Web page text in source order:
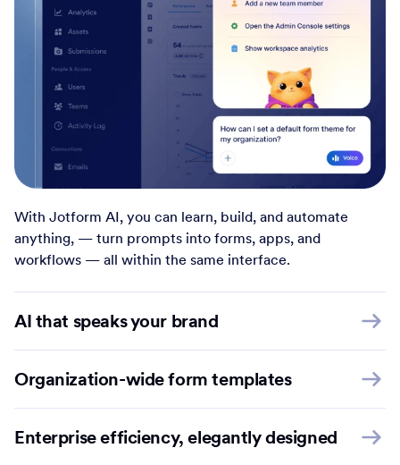
With Jotform AI, you can learn, build, and automate
anything, — turn prompts into forms, apps, and
workflows — all within the same interface.
AI that speaks your brand
Organization-wide form templates
Enterprise efficiency, elegantly designed